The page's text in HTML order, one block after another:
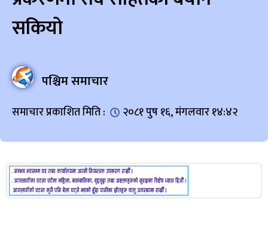
सकियो
पश्चिम समाचार
समाचार प्रकाशित मिति : २०८१ पुष १६, मंगलवार १४:४२